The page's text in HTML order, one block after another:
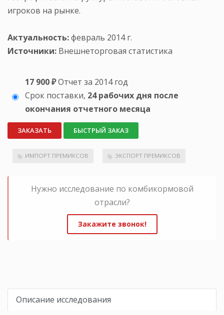
игроков на рынке.
Актуальность:февраль 2014 г.
Источники: Внешнеторговая статистика
17 900 ₽Отчет за 2014 год
Срок поставки, 24 рабочих дня после
окончания отчетного месяца
ЗАКАЗАТЬ БЫСТРЫЙ ЗАКАЗ
ИМПОРТ ПРЕМИКСОВ ЭКСПОРТ ПРЕМИКСОВ
Нужно исследование по комбикормовой
отрасли?
Закажите звонок!
Описание исследования